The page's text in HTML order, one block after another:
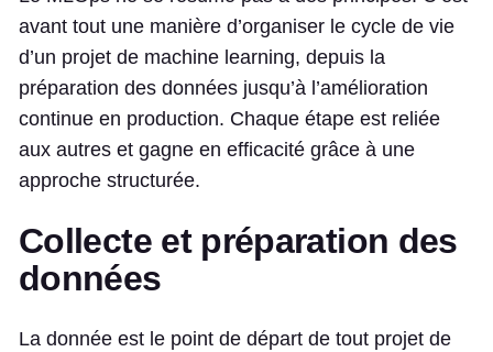
avant tout une manière d’organiser le cycle de vie
d’un projet de machine learning, depuis la
préparation des données jusqu’à l’amélioration
continue en production. Chaque étape est reliée
aux autres et gagne en efficacité grâce à une
approche structurée.
Collecte et préparation des
données
La donnée est le point de départ de tout projet de